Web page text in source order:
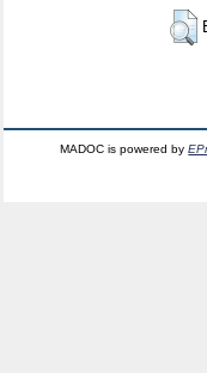
MADOC is powered by